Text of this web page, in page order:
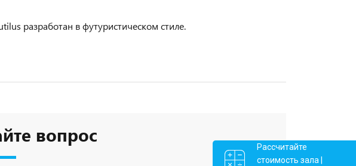
разработан в футуристическом стиле.
вопрос
Рассчитайте
стоимость зала |